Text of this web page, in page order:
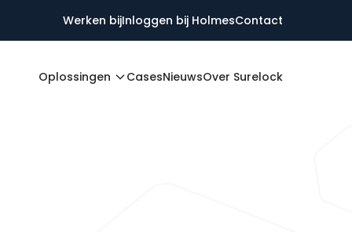
Werken bijInloggen bij HolmesContact
Oplossingen CasesNieuwsOver Surelock